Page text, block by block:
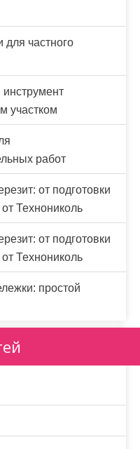
частного
участком
работ
от подготовки
Технониколь
от подготовки
Технониколь
простой